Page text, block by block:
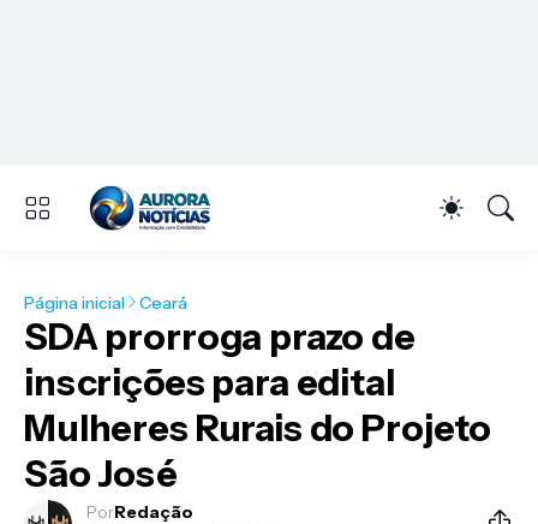
Página inicial Ceará
SDA prorroga prazo de
inscrições para edital
Mulheres Rurais do Projeto
São José
PorRedação